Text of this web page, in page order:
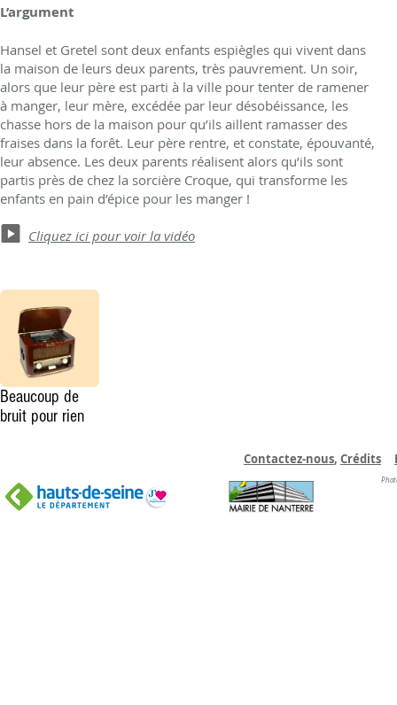
L’argument
Hansel et Gretel sont deux enfants espiègles qui vivent dans
la maison de leurs deux parents, très pauvrement. Un soir,
alors que leur père est parti à la ville pour tenter de ramener
à manger, leur mère, excédée par leur désobéissance, les
chasse hors de la maison pour qu’ils aillent ramasser des
fraises dans la forêt. Leur père rentre, et constate, épouvanté,
leur absence. Les deux parents réalisent alors qu’ils sont
partis près de chez la sorcière Croque, qui transforme les
enfants en pain d’épice pour les manger !
Cliquez ici pour voir la vidéo
Beaucoup de
bruit pour rien
Contactez-nous, Crédits